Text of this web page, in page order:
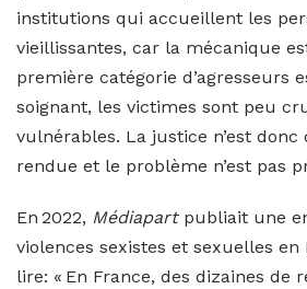
institutions qui accueillent les
vieillissantes, car la mécanique
première catégorie d’agresseurs
soignant, les victimes sont peu
vulnérables. La justice n’est
rendue et le problème n’est pas
En 2022, Médiapart publiait une
violences sexistes et sexuelles en
lire: « En France, des dizaines de